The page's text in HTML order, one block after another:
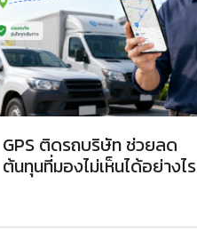
GPS ติดรถบริษัท ช่วยลด
ต้นทุนที่มองไม่เห็นได้อย่างไร